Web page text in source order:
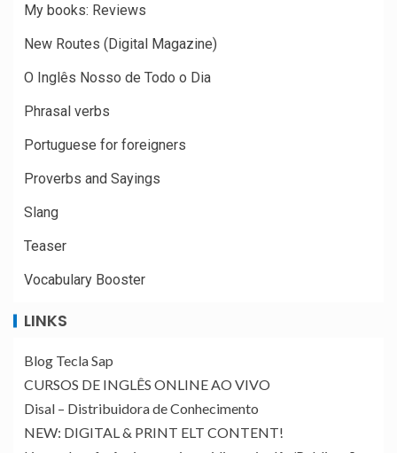
My books: Reviews
New Routes (Digital Magazine)
O Inglês Nosso de Todo o Dia
Phrasal verbs
Portuguese for foreigners
Proverbs and Sayings
Slang
Teaser
Vocabulary Booster
LINKS
Blog Tecla Sap
CURSOS DE INGLÊS ONLINE AO VIVO
Disal – Distribuidora de Conhecimento
NEW: DIGITAL & PRINT ELT CONTENT!